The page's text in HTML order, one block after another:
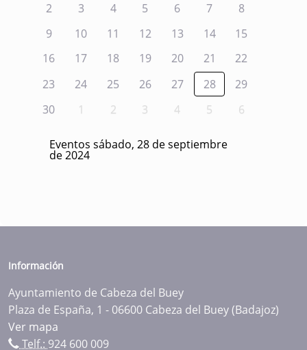
2
3 4 5 6 7
8
9
10 11 12 13 14
15
16
17 18 19 20 21
22
23
24 25 26 27 28
29
30
1 2 3 4 5 6
Eventos sábado, 28 de septiembre
de 2024
Información
Ayuntamiento de Cabeza del Buey
Plaza de España, 1 - 06600 Cabeza del Buey (Badajoz)
Ver mapa
Telf.: 924 600 009